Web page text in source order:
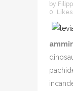
by
0
Likes